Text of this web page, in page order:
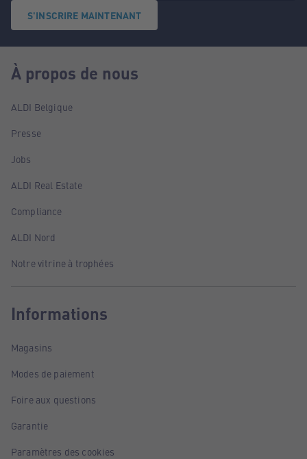
S'INSCRIRE MAINTENANT
À propos de nous
ALDI Belgique
Presse
Jobs
ALDI Real Estate
Compliance
ALDI Nord
Notre vitrine à trophées
Informations
Magasins
Modes de paiement
Foire aux questions
Garantie
Paramètres des cookies